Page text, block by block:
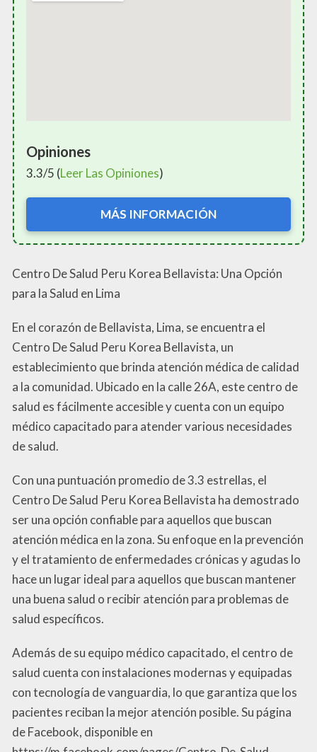
Opiniones
3.3/5 (Leer Las Opiniones)
MÁS INFORMACIÓN
Centro De Salud Peru Korea Bellavista: Una Opción
para la Salud en Lima
En el corazón de Bellavista, Lima, se encuentra el
Centro De Salud Peru Korea Bellavista, un
establecimiento que brinda atención médica de calidad
a la comunidad. Ubicado en la calle 26A, este centro de
salud es fácilmente accesible y cuenta con un equipo
médico capacitado para atender various necesidades
de salud.
Con una puntuación promedio de 3.3 estrellas, el
Centro De Salud Peru Korea Bellavista ha demostrado
ser una opción confiable para aquellos que buscan
atención médica en la zona. Su enfoque en la prevención
y el tratamiento de enfermedades crónicas y agudas lo
hace un lugar ideal para aquellos que buscan mantener
una buena salud o recibir atención para problemas de
salud específicos.
Además de su equipo médico capacitado, el centro de
salud cuenta con instalaciones modernas y equipadas
con tecnología de vanguardia, lo que garantiza que los
pacientes reciban la mejor atención posible. Su página
de Facebook, disponible en